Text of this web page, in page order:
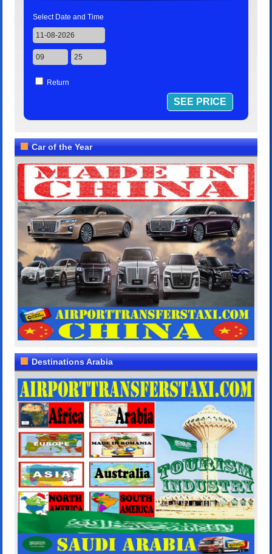
Select Date and Time
Return
Car of the Year
Destinations Arabia